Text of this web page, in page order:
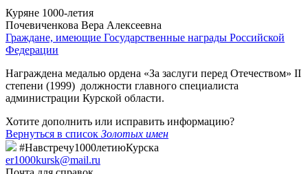
Куряне 1000-летия
Почевиченкова Вера Алексеевна
Граждане, имеющие Государственные награды Российской
Федерации
Награждена медалью ордена «За заслуги перед Отечеством» II
степени (1999) должности главного специалиста
администрации Курской области.
Хотите дополнить или исправить информацию?
Вернуться в список Золотых имен
#Навстречу1000летиюКурска
er1000kursk@mail.ru